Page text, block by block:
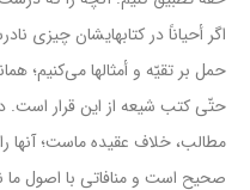
اگر أحیاناً در کتابهایشان چیزى
حمل بر تقیّه و أمثالها مى‌کنیم؛
حتّى کتب شیعه از این قرار است.
مطالب، خلاف عقیده ماست؛ آنها
صحیح است و منافاتى با اصول ما